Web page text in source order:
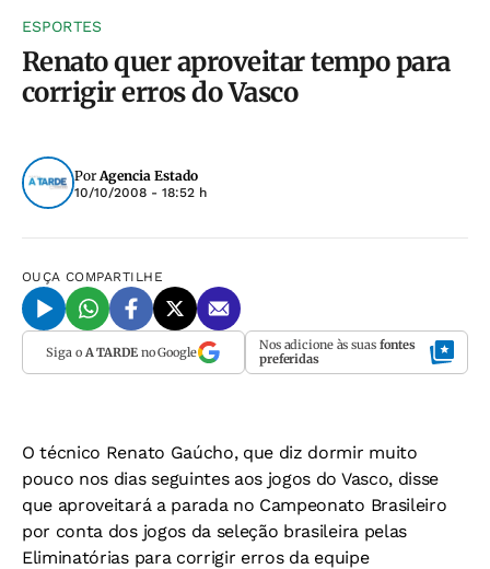
ESPORTES
Renato quer aproveitar tempo para
corrigir erros do Vasco
PorAgencia Estado
10/10/2008 - 18:52 h
OUÇA COMPARTILHE
Siga o A TARDEno Google Nos adicione às suas fontes
preferidas
O técnico Renato Gaúcho, que diz dormir muito
pouco nos dias seguintes aos jogos do Vasco, disse
que aproveitará a parada no Campeonato Brasileiro
por conta dos jogos da seleção brasileira pelas
Eliminatórias para corrigir erros da equipe